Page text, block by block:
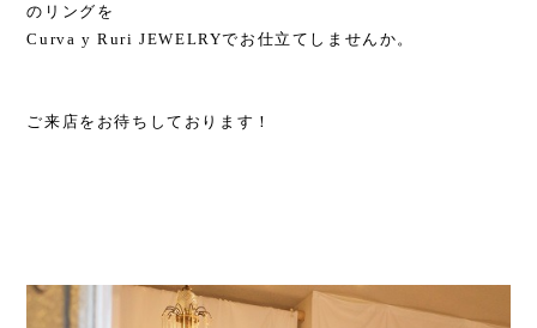
のリングを
Curva y Ruri JEWELRYでお仕立てしませんか。
ご来店をお待ちしております！